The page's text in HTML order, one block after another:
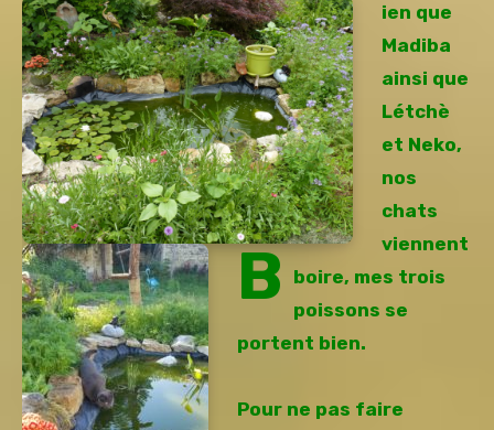
B
ien que
Madiba
ainsi que
Létchè
et Neko,
nos
chats
viennent
boire, mes trois
poissons se
portent bien.
Pour ne pas faire